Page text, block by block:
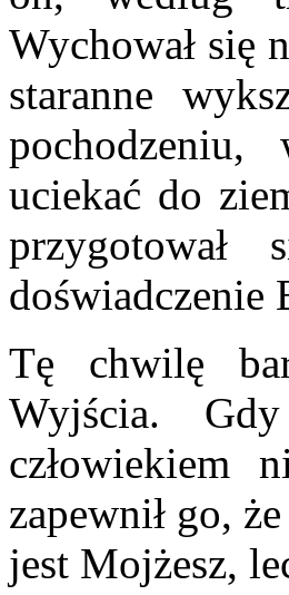
Wychował się
staranne
pochodzeniu,
uciekać do
doświadczenie
Tę chwilę
Wyjścia.
człowiekiem
zapewnił go,
jest Mojżesz,